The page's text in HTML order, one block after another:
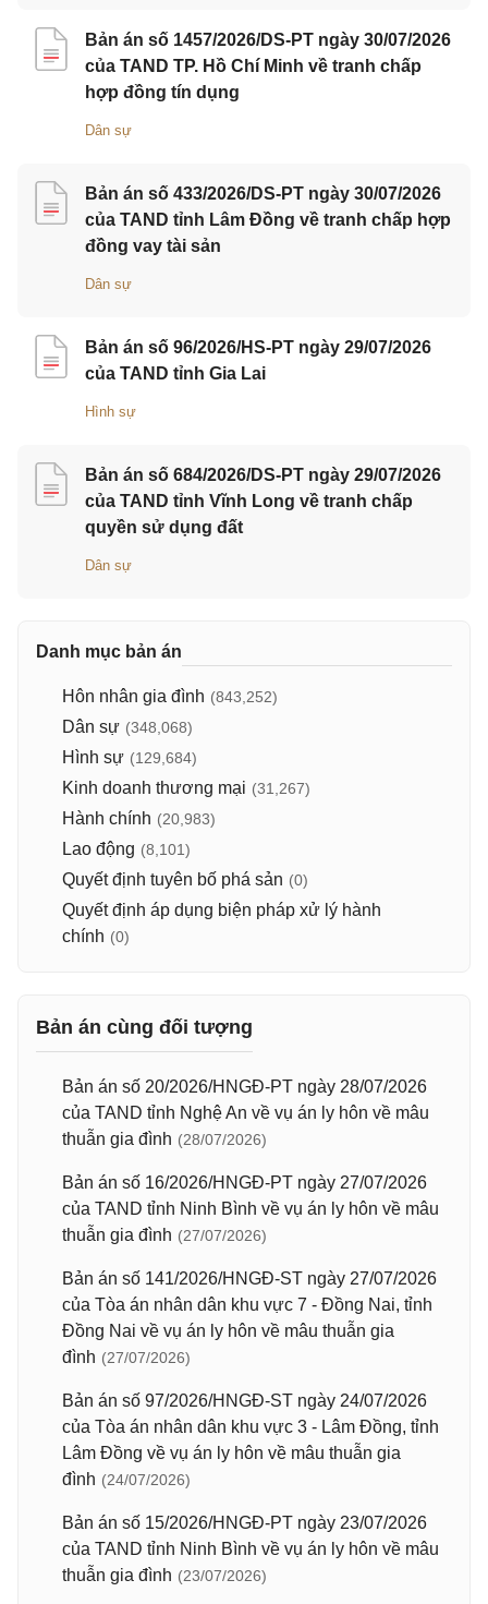
Bản án số 1457/2026/DS-PT ngày 30/07/2026
của TAND TP. Hồ Chí Minh về tranh chấp
hợp đồng tín dụng
Dân sự
Bản án số 433/2026/DS-PT ngày 30/07/2026
của TAND tỉnh Lâm Đồng về tranh chấp hợp
đồng vay tài sản
Dân sự
Bản án số 96/2026/HS-PT ngày 29/07/2026
của TAND tỉnh Gia Lai
Hình sự
Bản án số 684/2026/DS-PT ngày 29/07/2026
của TAND tỉnh Vĩnh Long về tranh chấp
quyền sử dụng đất
Dân sự
Danh mục bản án
Hôn nhân gia đình (843,252)
Dân sự (348,068)
Hình sự (129,684)
Kinh doanh thương mại (31,267)
Hành chính (20,983)
Lao động (8,101)
Quyết định tuyên bố phá sản (0)
Quyết định áp dụng biện pháp xử lý hành
chính (0)
Bản án cùng đối tượng
Bản án số 20/2026/HNGĐ-PT ngày 28/07/2026
của TAND tỉnh Nghệ An về vụ án ly hôn về mâu
thuẫn gia đình (28/07/2026)
Bản án số 16/2026/HNGĐ-PT ngày 27/07/2026
của TAND tỉnh Ninh Bình về vụ án ly hôn về mâu
thuẫn gia đình (27/07/2026)
Bản án số 141/2026/HNGĐ-ST ngày 27/07/2026
của Tòa án nhân dân khu vực 7 - Đồng Nai, tỉnh
Đồng Nai về vụ án ly hôn về mâu thuẫn gia
đình (27/07/2026)
Bản án số 97/2026/HNGĐ-ST ngày 24/07/2026
của Tòa án nhân dân khu vực 3 - Lâm Đồng, tỉnh
Lâm Đồng về vụ án ly hôn về mâu thuẫn gia
đình (24/07/2026)
Bản án số 15/2026/HNGĐ-PT ngày 23/07/2026
của TAND tỉnh Ninh Bình về vụ án ly hôn về mâu
thuẫn gia đình (23/07/2026)